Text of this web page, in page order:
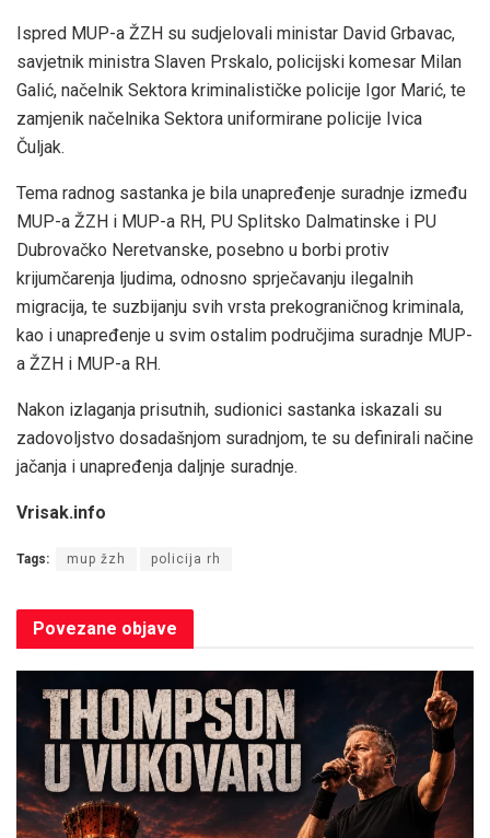
Ispred MUP-a ŽZH su sudjelovali ministar David Grbavac,
savjetnik ministra Slaven Prskalo, policijski komesar Milan
Galić, načelnik Sektora kriminalističke policije Igor Marić, te
zamjenik načelnika Sektora uniformirane policije Ivica
Čuljak.
Tema radnog sastanka je bila unapređenje suradnje između
MUP-a ŽZH i MUP-a RH, PU Splitsko Dalmatinske i PU
Dubrovačko Neretvanske, posebno u borbi protiv
krijumčarenja ljudima, odnosno sprječavanju ilegalnih
migracija, te suzbijanju svih vrsta prekograničnog kriminala,
kao i unapređenje u svim ostalim područjima suradnje MUP-
a ŽZH i MUP-a RH.
Nakon izlaganja prisutnih, sudionici sastanka iskazali su
zadovoljstvo dosadašnjom suradnjom, te su definirali načine
jačanja i unapređenja daljnje suradnje.
Vrisak.info
Tags: mup žzh policija rh
Povezane objave